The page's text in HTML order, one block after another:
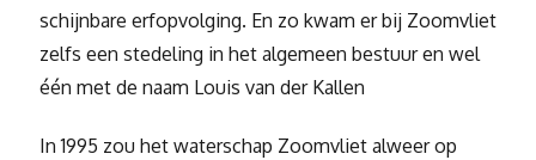
schijnbare erfopvolging. En zo kwam er bij Zoomvliet
zelfs een stedeling in het algemeen bestuur en wel
één met de naam Louis van der Kallen
In 1995 zou het waterschap Zoomvliet alweer op